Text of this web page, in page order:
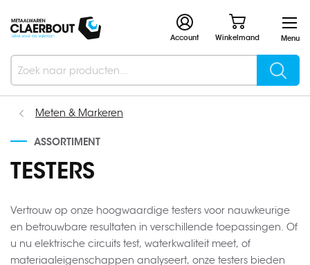
Menu
Winkelmand
Account
Search
Meten & Markeren
ASSORTIMENT
TESTERS
Vertrouw op onze hoogwaardige testers voor nauwkeurige
en betrouwbare resultaten in verschillende toepassingen. Of
u nu elektrische circuits test, waterkwaliteit meet, of
materiaaleigenschappen analyseert, onze testers bieden